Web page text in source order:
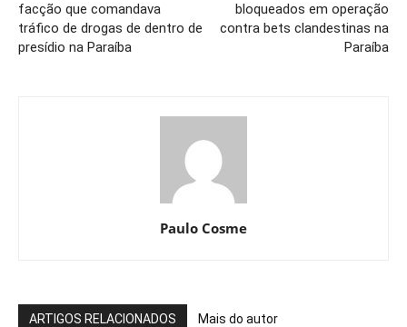
facção que comandava
tráfico de drogas de dentro de
presídio na Paraíba
bloqueados em operação
contra bets clandestinas na
Paraíba
Paulo Cosme
ARTIGOS RELACIONADOS Mais do autor